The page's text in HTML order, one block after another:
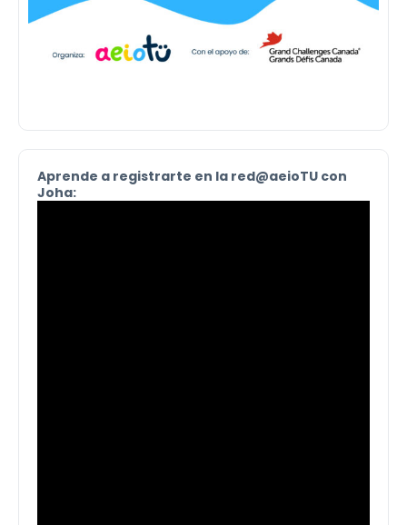
Aprende a registrarte en la red@aeioTU con
Joha: